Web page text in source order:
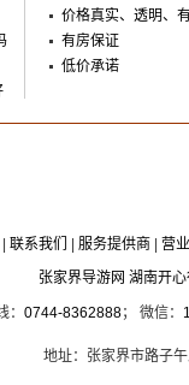
价格真实、透明、
有房保证
低价承诺
联系我们 服务提供商
营
张家界导游网 湖南开
0744-8362888； 微信：
地址：张家界市路子